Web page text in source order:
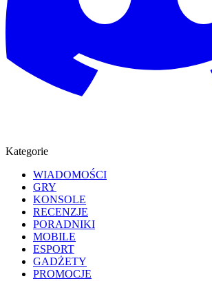
Kategorie
WIADOMOŚCI
GRY
KONSOLE
RECENZJE
PORADNIKI
MOBILE
ESPORT
GADŻETY
PROMOCJE